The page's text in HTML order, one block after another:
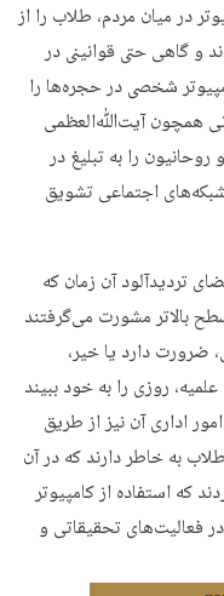
در میان مردم، طلاب را از
و گاهی حتی قوانینی در
شخصی در حجره‌ها را
همچون آیت‌ﷲ‌العظمی
را به تبلیغ در
اجتماعی تشویق
تردیدآلود آن زمان که
بالاتر مشورت می‌گرفتند
ضرورت دارد یا خیر،
روزی را به خود ببیند
اداری آن نیز از طریق
به خاطر دارند که در آن
که استفاده از کامپیوتر
تحقیقاتی و